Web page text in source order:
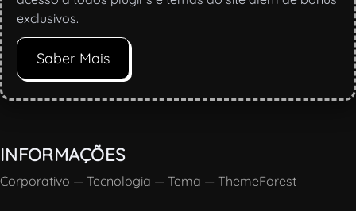
exclusivos.
Saber Mais
INFORMAÇÕES
Corporativo — Tecnologia — Tema — ThemeForest